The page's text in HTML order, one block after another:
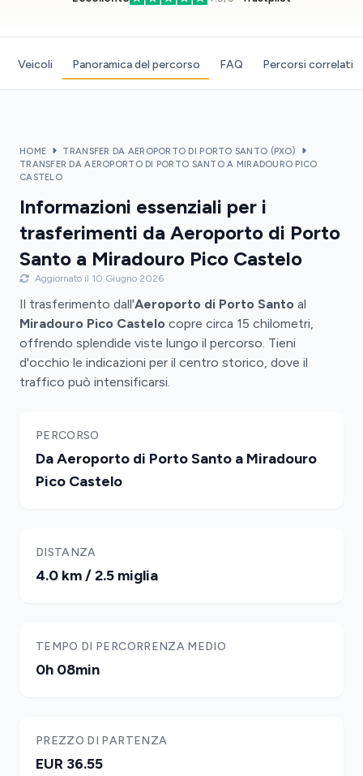
Veicoli Panoramica del percorso FAQ Percorsi correlati
HOME
TRANSFER DA AEROPORTO DI PORTO SANTO (PXO)
TRANSFER DA AEROPORTO DI PORTO SANTO A MIRADOURO PICO
CASTELO
Informazioni essenziali per i
trasferimenti da Aeroporto di Porto
Santo a Miradouro Pico Castelo
Aggiornato il 10 Giugno 2026
Il trasferimento dall'Aeroporto di Porto Santo al
Miradouro Pico Castelo copre circa 15 chilometri,
offrendo splendide viste lungo il percorso. Tieni
d'occhio le indicazioni per il centro storico, dove il
traffico può intensificarsi.
PERCORSO
Da Aeroporto di Porto Santo a Miradouro
Pico Castelo
DISTANZA
4.0 km / 2.5 miglia
TEMPO DI PERCORRENZA MEDIO
0h 08min
PREZZO DI PARTENZA
EUR 36.55